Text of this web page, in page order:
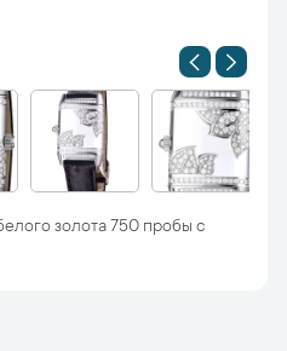
золота 750 пробы с